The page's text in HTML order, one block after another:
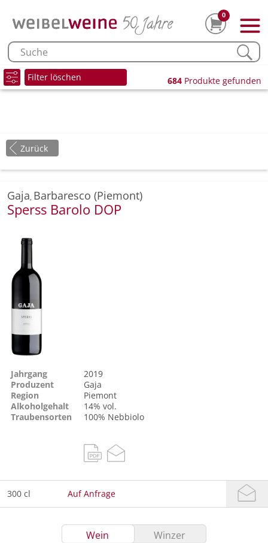
0
Filter löschen 684 Produkte gefunden
Zurück
Gaja, Barbaresco (Piemont)
Sperss Barolo DOP
Jahrgang
2019
Produzent
Gaja
Region
Piemont
Alkoholgehalt
14% vol.
Traubensorten
100% Nebbiolo
300 cl Auf Anfrage
Wein Winzer